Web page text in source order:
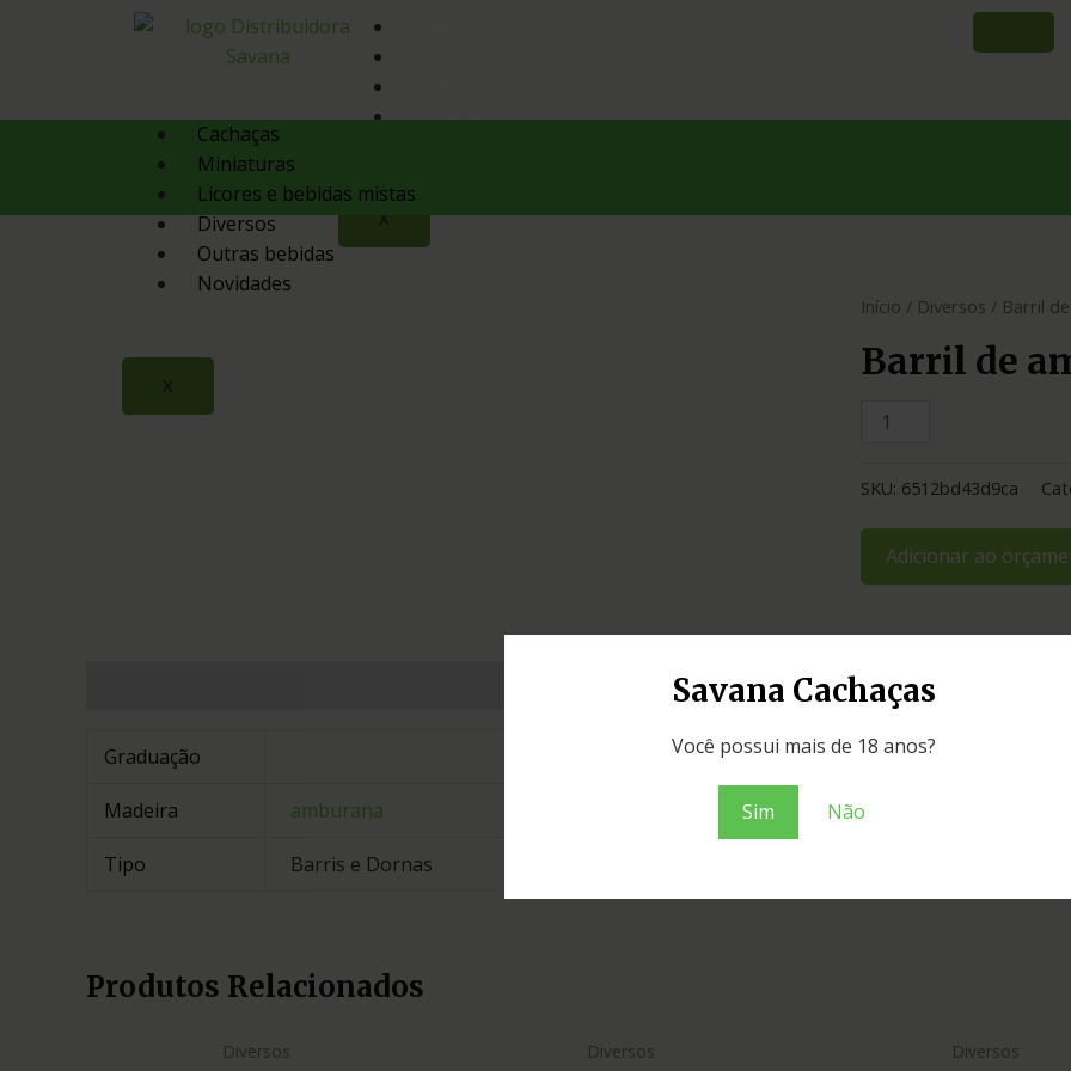
Savana Cachaças
Você possui mais de 18 anos?
Sim Não
Orçamento
X
Cachaças
Miniaturas
Licores e bebidas mistas
Diversos
Outras bebidas
Novidades
X
Início / Diversos / Barril
Barril de
SKU: 6512bd43d9ca
Adicionar ao
Graduação
Madeira amburana
Tipo Barris e Dornas
Produtos Relacionados
Diversos Diversos Diversos